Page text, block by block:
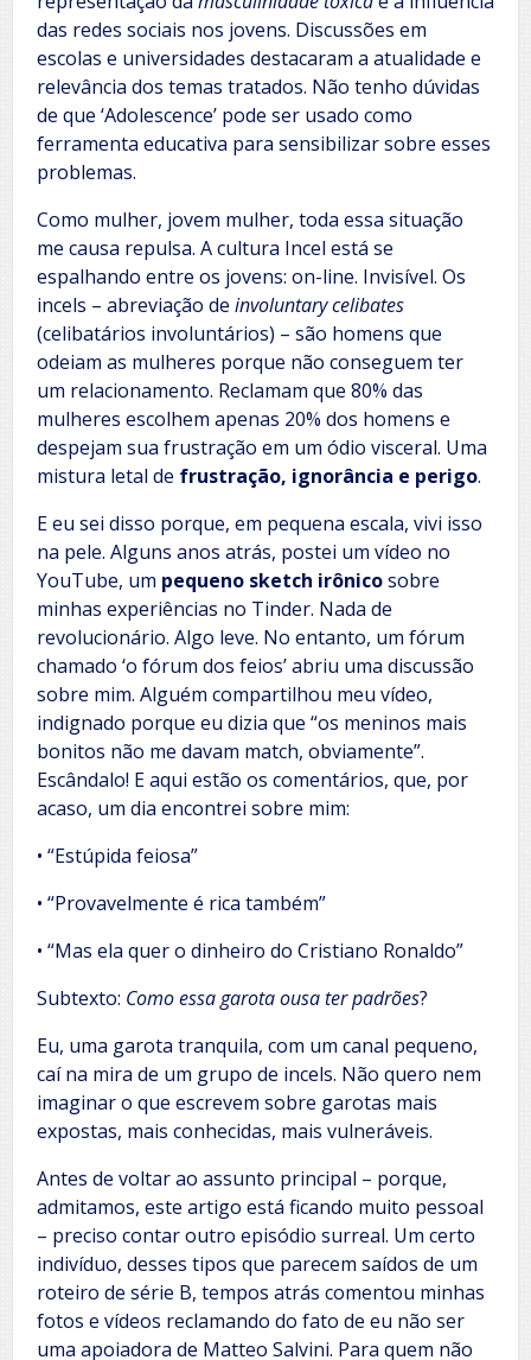
das redes sociais nos jovens. Discussões em
escolas e universidades destacaram a atualidade e
relevância dos temas tratados. Não tenho dúvidas
de que ‘Adolescence’ pode ser usado como
ferramenta educativa para sensibilizar sobre esses
problemas.
Como mulher, jovem mulher, toda essa situação
me causa repulsa. A cultura Incel está se
espalhando entre os jovens: on-line. Invisível. Os
incels – abreviação de involuntary celibates
(celibatários involuntários) – são homens que
odeiam as mulheres porque não conseguem ter
um relacionamento. Reclamam que 80% das
mulheres escolhem apenas 20% dos homens e
despejam sua frustração em um ódio visceral. Uma
mistura letal de frustração, ignorância e perigo.
E eu sei disso porque, em pequena escala, vivi isso
na pele. Alguns anos atrás, postei um vídeo no
YouTube, um pequeno sketch irônicosobre
minhas experiências no Tinder. Nada de
revolucionário. Algo leve. No entanto, um fórum
chamado ‘o fórum dos feios’ abriu uma discussão
sobre mim. Alguém compartilhou meu vídeo,
indignado porque eu dizia que “os meninos mais
bonitos não me davam match, obviamente”.
Escândalo! E aqui estão os comentários, que, por
acaso, um dia encontrei sobre mim:
• “Estúpida feiosa”
• “Provavelmente é rica também”
• “Mas ela quer o dinheiro do Cristiano Ronaldo”
Subtexto: Como essa garota ousa ter padrões?
Eu, uma garota tranquila, com um canal pequeno,
caí na mira de um grupo de incels. Não quero nem
imaginar o que escrevem sobre garotas mais
expostas, mais conhecidas, mais vulneráveis.
Antes de voltar ao assunto principal – porque,
admitamos, este artigo está ficando muito pessoal
– preciso contar outro episódio surreal. Um certo
indivíduo, desses tipos que parecem saídos de um
roteiro de série B, tempos atrás comentou minhas
fotos e vídeos reclamando do fato de eu não ser
uma apoiadora de Matteo Salvini. Para quem não